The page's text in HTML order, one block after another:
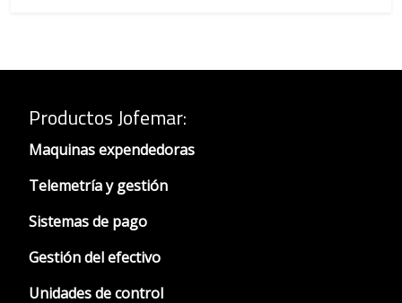
Productos Jofemar:
Maquinas expendedoras
Telemetría y gestión
Sistemas de pago
Gestión del efectivo
Unidades de control